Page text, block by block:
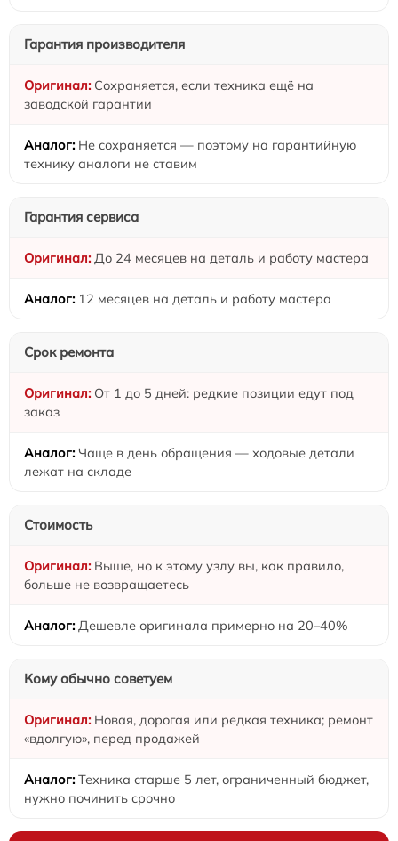
Гарантия производителя
Сохраняется, если техника ещё на
заводской гарантии
Не сохраняется — поэтому на гарантийную
технику аналоги не ставим
Гарантия сервиса
До 24 месяцев на деталь и работу мастера
12 месяцев на деталь и работу мастера
Срок ремонта
От 1 до 5 дней: редкие позиции едут под
заказ
Чаще в день обращения — ходовые детали
лежат на складе
Стоимость
Выше, но к этому узлу вы, как правило,
больше не возвращаетесь
Дешевле оригинала примерно на 20–40%
Кому обычно советуем
Новая, дорогая или редкая техника; ремонт
«вдолгую», перед продажей
Техника старше 5 лет, ограниченный бюджет,
нужно починить срочно